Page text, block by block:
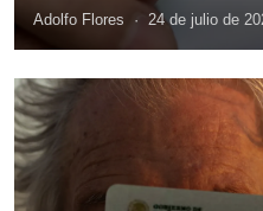
Adolfo Flores · 24 de julio de